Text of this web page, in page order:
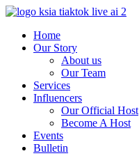
Skip
contentHome
Our Story
About us
Our Team
Services
Influencers
Our Official Host
Become A Host
Events
Bulletin